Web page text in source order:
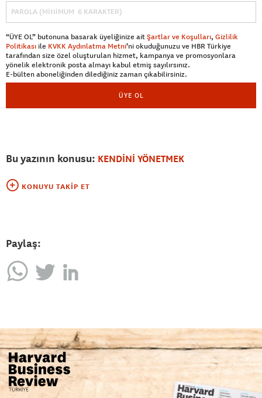
“ÜYE OL” butonuna basarak üyeliğinize aitŞartlar ve Koşulları, Gizlilik
Politikası ile KVKK Aydınlatma Metni’ni okuduğunuzu ve HBR Türkiye
tarafından size özel oluşturulan hizmet, kampanya ve promosyonlara
yönelik elektronik posta almayı kabul etmiş sayılırsınız.
E-bülten aboneliğinden dilediğiniz zaman çıkabilirsiniz.
ÜYE OL
Bu yazının konusu: KENDİNİ YÖNETMEK
KONUYU TAKIP ET
Paylaş: